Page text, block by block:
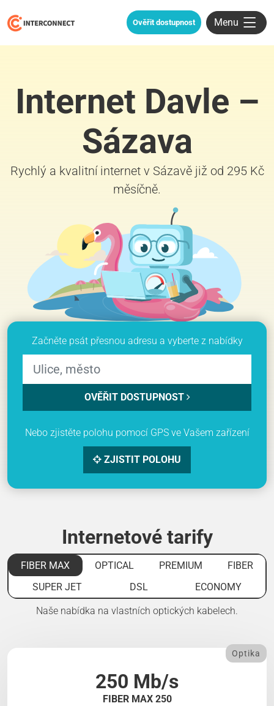
Ověřit dostupnost Menu
Internet Davle –
Sázava
Rychlý a kvalitní internet v Sázavě již od 295 Kč
měsíčně.
Začněte psát přesnou adresu a vyberte z nabídky
OVĚŘIT DOSTUPNOST
Nebo zjistěte polohu pomocí GPS ve Vašem zařízení
ZJISTIT POLOHU
Internetové tarify
FIBER MAX OPTICAL PREMIUM
FIBER
SUPER JET
DSL ECONOMY
Naše nabídka na vlastních optických kabelech.
250 Mb/s
FIBER MAX 250
Optika